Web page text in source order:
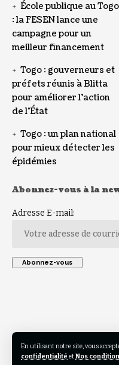
En utilisant notre site, vous
confidentialité etNos
École publique au Togo
: la FESEN lance une
campagne pour un
meilleur financement
Togo : gouverneurs et
préfets réunis à Blitta
pour améliorer l’action
de l’État
Togo : un plan national
pour mieux détecter les
épidémies
Abonnez-vous à la
Adresse E-mail: